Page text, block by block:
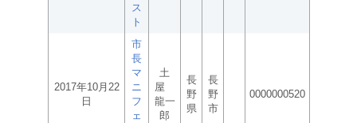
ス
ト
2017年10月22
日
市
長
マ
ニ
フ
ェ
土
屋
龍一
郎
長
野
県
長
野
市
0000000520